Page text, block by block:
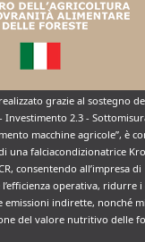
grazie al sostegno
Investimento 2.3 -
macchine agricole”, è
una falciacondizionatrice
consentendo all’impresa di
operativa, ridurre i
emissioni indirette, nonché
del valore nutritivo delle